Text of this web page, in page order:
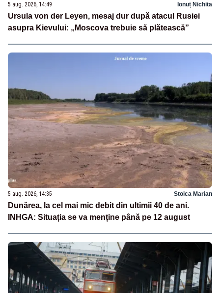
5 aug. 2026, 14:49 Ionuț Nichita
Ursula von der Leyen, mesaj dur după atacul Rusiei
asupra Kievului: „Moscova trebuie să plătească”
5 aug. 2026, 14:35 Stoica Marian
Dunărea, la cel mai mic debit din ultimii 40 de ani.
INHGA: Situația se va menține până pe 12 august